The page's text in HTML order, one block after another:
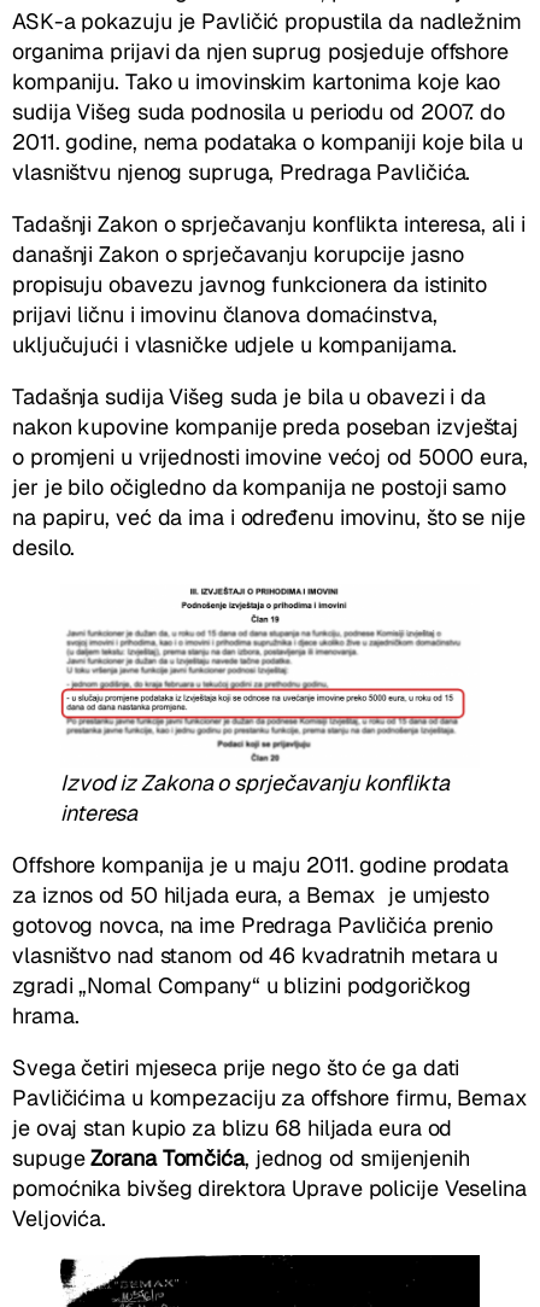
ASK-a pokazuju je Pavličić propustila da nadležnim
organima prijavi da njen suprug posjeduje offshore
kompaniju. Tako u imovinskim kartonima koje kao
sudija Višeg suda podnosila u periodu od 2007. do
2011. godine, nema podataka o kompaniji koje bila u
vlasništvu njenog supruga, Predraga Pavličića.
Tadašnji Zakon o sprječavanju konflikta interesa, ali i
današnji Zakon o sprječavanju korupcije jasno
propisuju obavezu javnog funkcionera da istinito
prijavi ličnu i imovinu članova domaćinstva,
uključujući i vlasničke udjele u kompanijama.
Tadašnja sudija Višeg suda je bila u obavezi i da
nakon kupovine kompanije preda poseban izvještaj
o promjeni u vrijednosti imovine većoj od 5000 eura,
jer je bilo očigledno da kompanija ne postoji samo
na papiru, već da ima i određenu imovinu, što se nije
desilo.
Izvod iz Zakona o sprječavanju konflikta
interesa
Offshore kompanija je u maju 2011. godine prodata
za iznos od 50 hiljada eura, a Bemax je umjesto
gotovog novca, na ime Predraga Pavličića prenio
vlasništvo nad stanom od 46 kvadratnih metara u
zgradi „Nomal Company“ u blizini podgoričkog
hrama.
Svega četiri mjeseca prije nego što će ga dati
Pavličićima u kompezaciju za offshore firmu, Bemax
je ovaj stan kupio za blizu 68 hiljada eura od
supugeZorana Tomčića, jednog od smijenjenih
pomoćnika bivšeg direktora Uprave policije Veselina
Veljovića.